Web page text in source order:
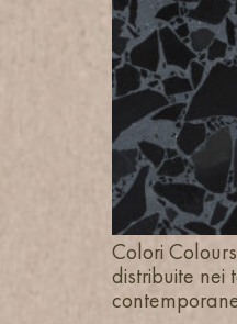
Colori
distribuite nei